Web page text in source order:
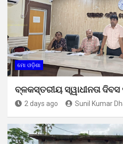
ମୋ ଓଡ଼ିଶା
ବ୍ଳକସ୍ତରୀୟ ସ୍ୱାଧୀନତା
2 days ago Sunil Kumar